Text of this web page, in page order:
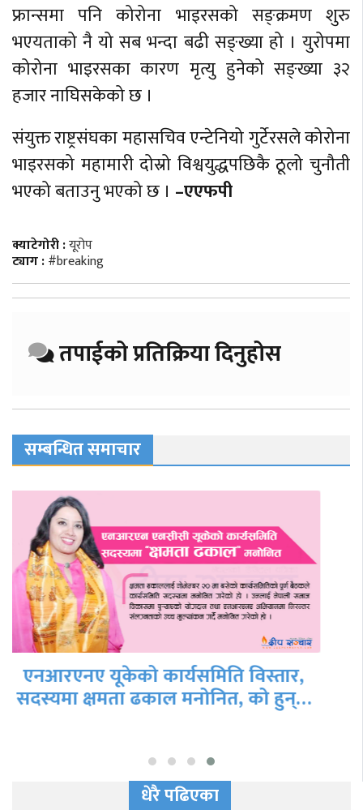
फ्रान्समा पनि कोरोना भाइरसको सङ्क्रमण शुरु
भएयताको नै यो सब भन्दा बढी सङ्ख्या हो । युरोपमा
कोरोना भाइरसका कारण मृत्यु हुनेको सङ्ख्या ३२
हजार नाघिसकेको छ ।
संयुक्त राष्ट्रसंघका महासचिव एन्टेनियो गुर्टेरसले कोरोना
भाइरसको महामारी दोस्रो विश्वयुद्धपछिकै ठूलो चुनौती
भएको बताउनु भएको छ । –एएफपी
क्याटेगोरी :यूरोप
ट्याग :#breaking
तपाईको प्रतिक्रिया दिनुहोस
सम्बन्धित समाचार
युरोप र एसियाभर देखियो वर्ड फ्लू
धेरै पढिएका